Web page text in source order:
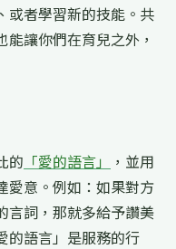
或者學習新的技能。共
讓你們在育兒之外，
的 「愛的語言」
，並用
愛意。例如：如果對方
言詞，那就多給予讚美
的語言」是服務的行